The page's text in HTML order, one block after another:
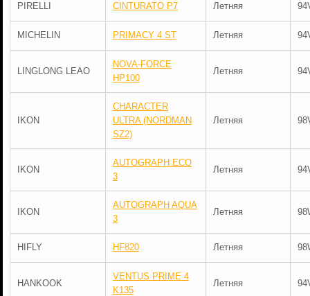
PIRELLI CINTURATO P7 Летняя
MICHELIN PRIMACY 4 ST Летняя
LINGLONG LEAO
NOVA-FORCE
HP100
Летняя
IKON
CHARACTER
ULTRA (NORDMAN
SZ2)
Летняя
IKON
AUTOGRAPH ECO
3
Летняя
IKON
AUTOGRAPH AQUA
3
Летняя
HIFLY HF820 Летняя
HANKOOK
VENTUS PRIME 4
K135
Летняя